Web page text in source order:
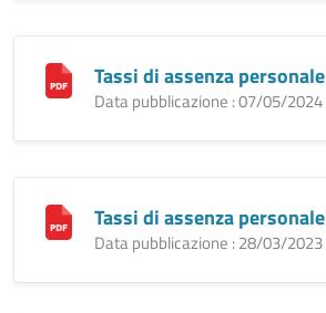
Tassi di assenza
Data pubblicazione : 07/05/
Tassi di assenza
Data pubblicazione : 28/03/